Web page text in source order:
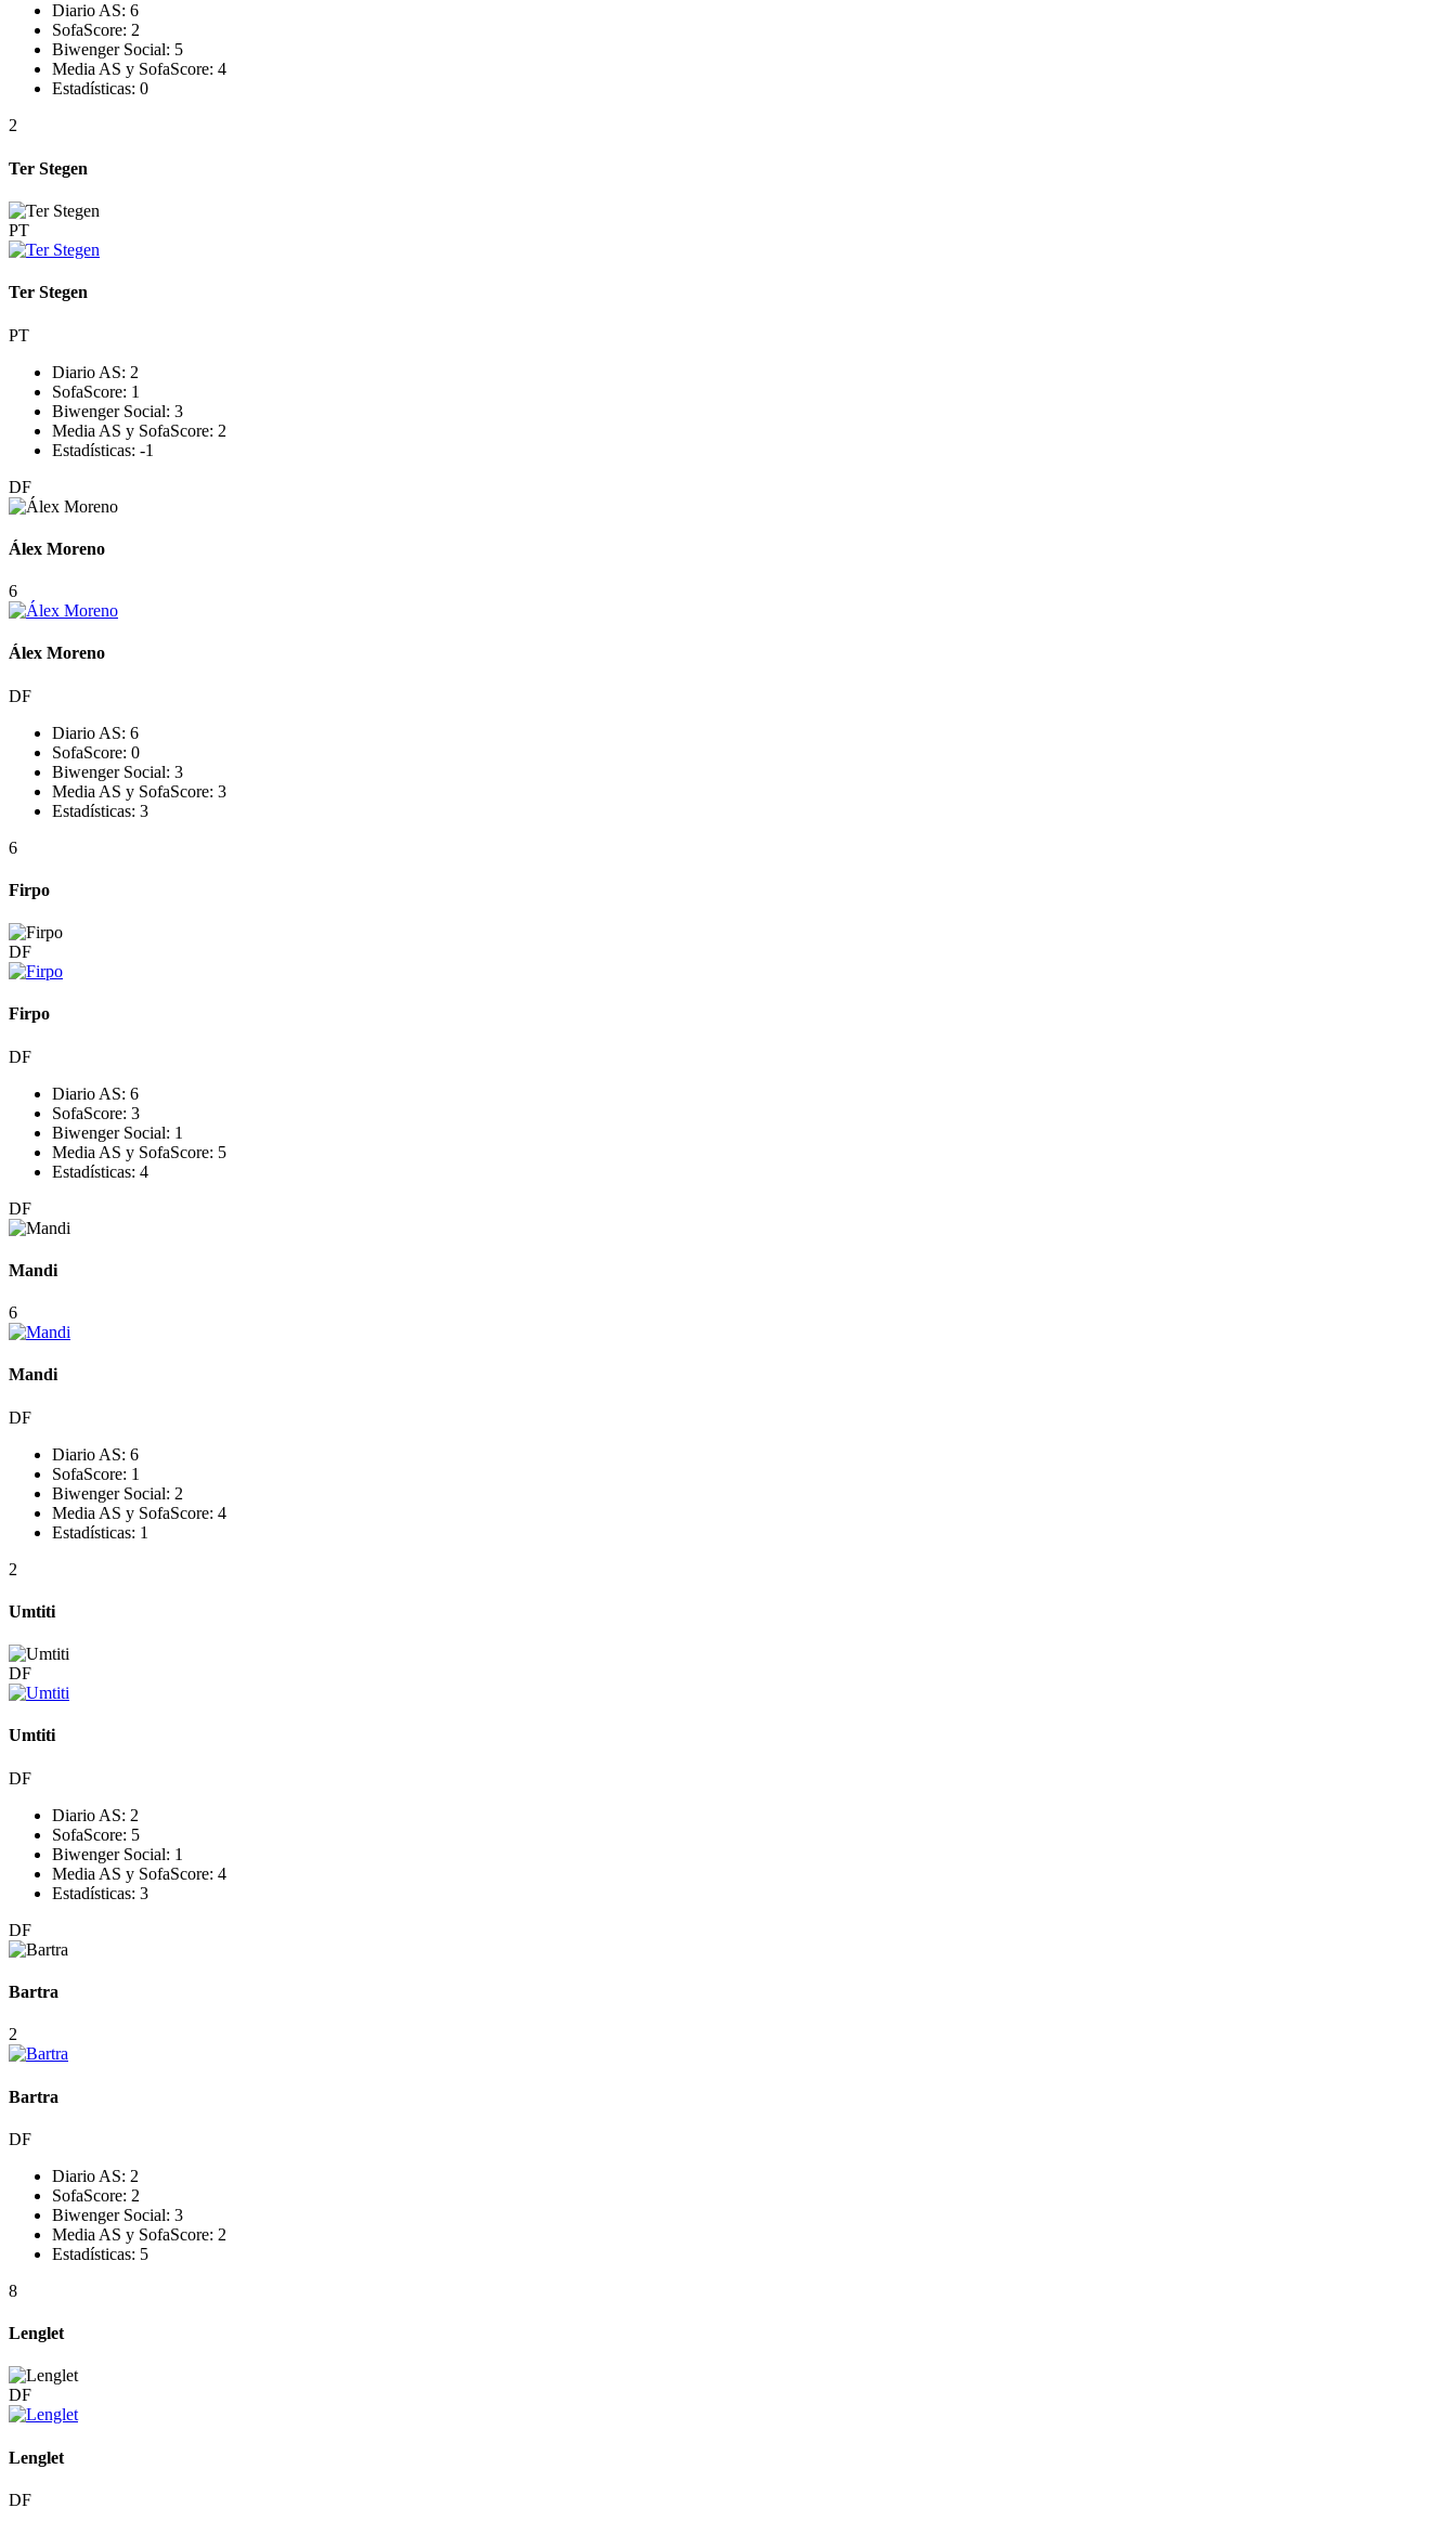
Diario AS: 6
SofaScore: 2
Biwenger Social: 5
Media AS y SofaScore: 4
Estadísticas: 0
2
Ter Stegen
PT
Ter Stegen
PT
Diario AS: 2
SofaScore: 1
Biwenger Social: 3
Media AS y SofaScore: 2
Estadísticas: -1
DF
Álex Moreno
6
Álex Moreno
DF
Diario AS: 6
SofaScore: 0
Biwenger Social: 3
Media AS y SofaScore: 3
Estadísticas: 3
6
Firpo
DF
Firpo
DF
Diario AS: 6
SofaScore: 3
Biwenger Social: 1
Media AS y SofaScore: 5
Estadísticas: 4
DF
Mandi
6
Mandi
DF
Diario AS: 6
SofaScore: 1
Biwenger Social: 2
Media AS y SofaScore: 4
Estadísticas: 1
2
Umtiti
DF
Umtiti
DF
Diario AS: 2
SofaScore: 5
Biwenger Social: 1
Media AS y SofaScore: 4
Estadísticas: 3
DF
Bartra
2
Bartra
DF
Diario AS: 2
SofaScore: 2
Biwenger Social: 3
Media AS y SofaScore: 2
Estadísticas: 5
8
Lenglet
DF
Lenglet
DF